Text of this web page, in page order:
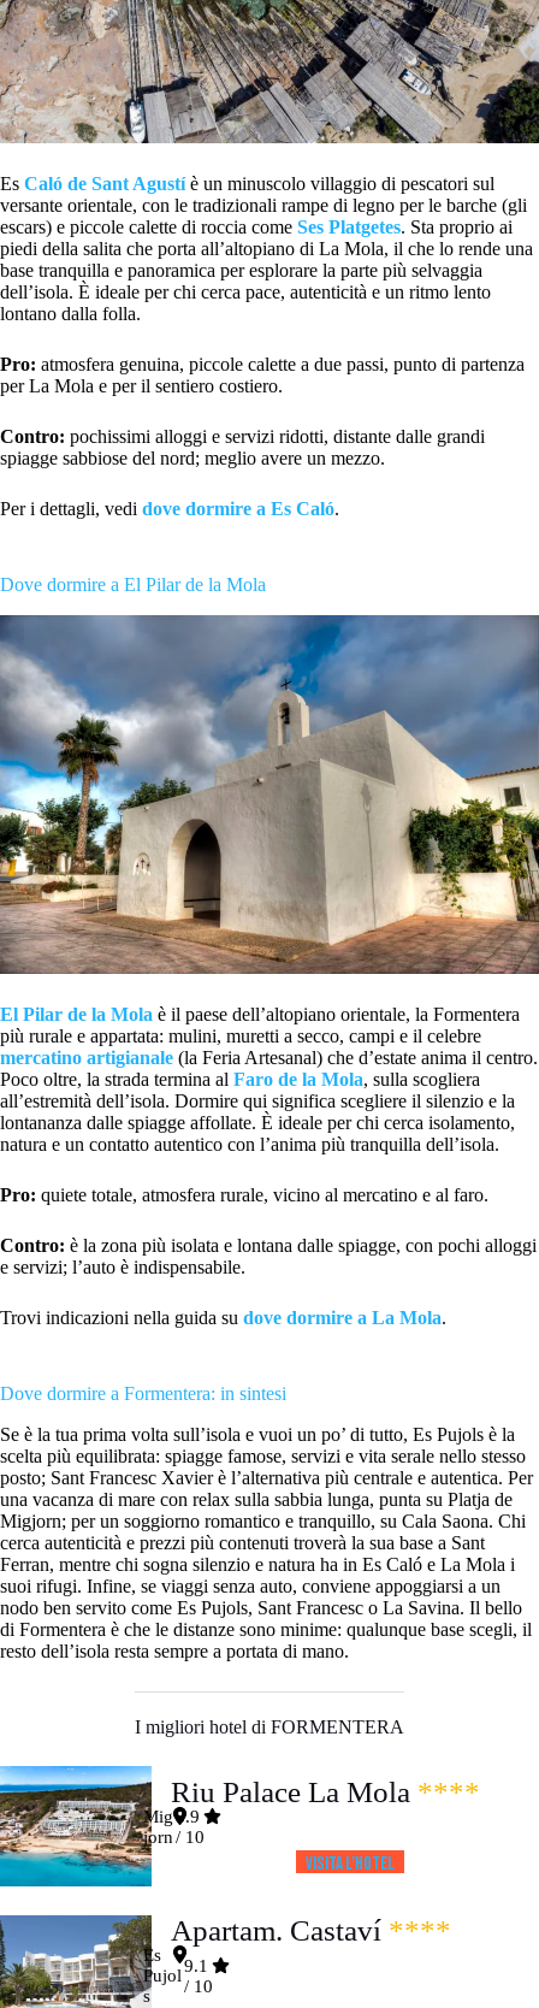
Es Caló de Sant Agustíè un minuscolo villaggio di pescatori sul
versante orientale, con le tradizionali rampe di legno per le barche (gli
escars) e piccole calette di roccia come Ses Platgetes. Sta proprio ai
piedi della salita che porta all’altopiano di La Mola, il che lo rende una
base tranquilla e panoramica per esplorare la parte più selvaggia
dell’isola. È ideale per chi cerca pace, autenticità e un ritmo lento
lontano dalla folla.
Pro: atmosfera genuina, piccole calette a due passi, punto di partenza
per La Mola e per il sentiero costiero.
Contro: pochissimi alloggi e servizi ridotti, distante dalle grandi
spiagge sabbiose del nord; meglio avere un mezzo.
Per i dettagli, vedi dove dormire a Es Caló.
Dove dormire a El Pilar de la Mola
El Pilar de la Mola è il paese dell’altopiano orientale, la Formentera
più rurale e appartata: mulini, muretti a secco, campi e il celebre
mercatino artigianale (la Feria Artesanal) che d’estate anima il centro.
Poco oltre, la strada termina al Faro de la Mola, sulla scogliera
all’estremità dell’isola. Dormire qui significa scegliere il silenzio e la
lontananza dalle spiagge affollate. È ideale per chi cerca isolamento,
natura e un contatto autentico con l’anima più tranquilla dell’isola.
Pro: quiete totale, atmosfera rurale, vicino al mercatino e al faro.
Contro: è la zona più isolata e lontana dalle spiagge, con pochi alloggi
e servizi; l’auto è indispensabile.
Trovi indicazioni nella guida su dove dormire a La Mola.
Dove dormire a Formentera: in sintesi
Se è la tua prima volta sull’isola e vuoi un po’ di tutto, Es Pujols è la
scelta più equilibrata: spiagge famose, servizi e vita serale nello stesso
posto; Sant Francesc Xavier è l’alternativa più centrale e autentica. Per
una vacanza di mare con relax sulla sabbia lunga, punta su Platja de
Migjorn; per un soggiorno romantico e tranquillo, su Cala Saona. Chi
cerca autenticità e prezzi più contenuti troverà la sua base a Sant
Ferran, mentre chi sogna silenzio e natura ha in Es Caló e La Mola i
suoi rifugi. Infine, se viaggi senza auto, conviene appoggiarsi a un
nodo ben servito come Es Pujols, Sant Francesc o La Savina. Il bello
di Formentera è che le distanze sono minime: qualunque base scegli, il
resto dell’isola resta sempre a portata di mano.
I migliori hotel di FORMENTERA
Riu Palace La Mola ****
Mig
jorn
8.9
/ 10
Visita l’HOTEL
Apartam. Castaví ****
Es
Pujol
s
9.1
/ 10